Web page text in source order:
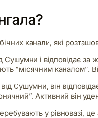
канали, які
Сушумни і відповідає
“місячним каналом”.
Сушумни, він
Активний він
у рівновазі,